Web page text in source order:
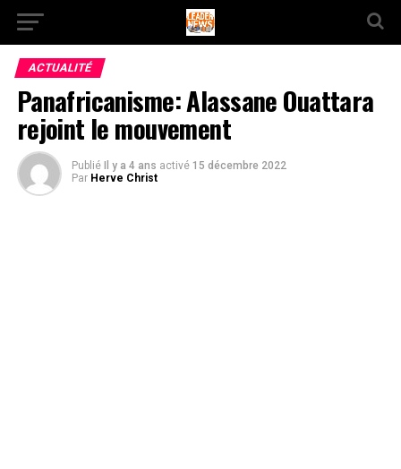
ACTUALITÉ
Panafricanisme: Alassane Ouattara
rejoint le mouvement
Publié Il y a 4 ans activé 15 décembre 2022
Par Herve Christ